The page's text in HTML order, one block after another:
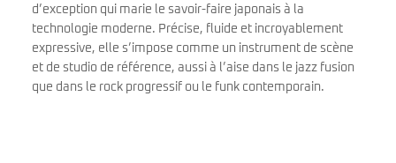
d’exception qui marie le savoir-faire japonais à la
technologie moderne. Précise, fluide et incroyablement
expressive, elle s’impose comme un instrument de scène
et de studio de référence, aussi à l’aise dans le jazz fusion
que dans le rock progressif ou le funk contemporain.